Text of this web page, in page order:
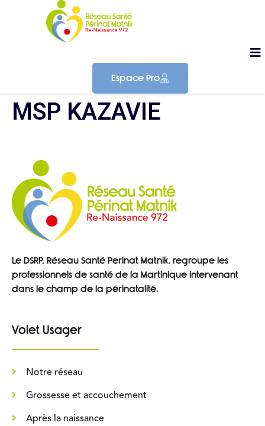
Espace Pro
MSP KAZAVIE
Le DSRP, Réseau Santé Perinat Matnik, regroupe les
professionnels de santé de la Martinique intervenant
dans le champ de la périnatalité.
Volet Usager
Notre réseau
Grossesse et accouchement
Après la naissance